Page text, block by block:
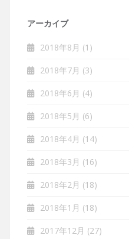
アーカイブ
2018年8月 (1)
2018年7月 (3)
2018年6月 (4)
2018年5月 (6)
2018年4月 (14)
2018年3月 (16)
2018年2月 (18)
2018年1月 (18)
2017年12月 (27)